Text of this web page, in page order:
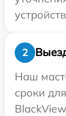
2
Наш
сроки